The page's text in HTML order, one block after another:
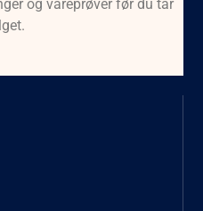
og vareprøver før du tar